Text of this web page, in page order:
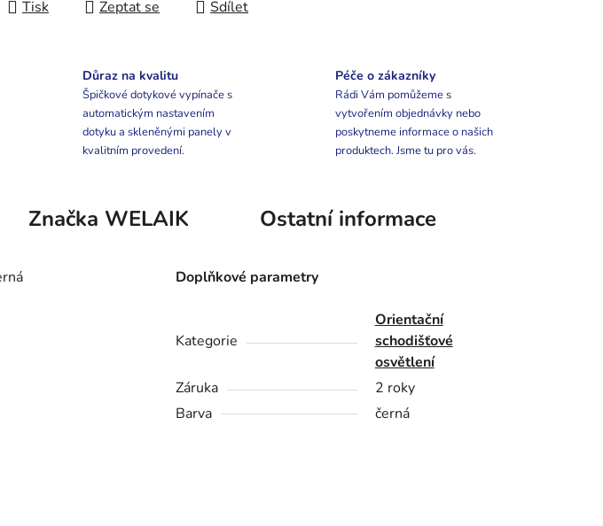
Tisk Zeptat se Sdílet
Důraz na kvalitu
Špičkové dotykové vypínače s
automatickým nastavením
dotyku a skleněnými panely v
kvalitním provedení.
Péče o zákazníky
Rádi Vám pomůžeme s
vytvořením objednávky nebo
poskytneme informace o našich
produktech. Jsme tu pro vás.
Značka WELAIK Ostatní informace
Doplňkové parametry
Kategorie
Orientační
schodišťové
osvětlení
Záruka
2 roky
Barva
černá